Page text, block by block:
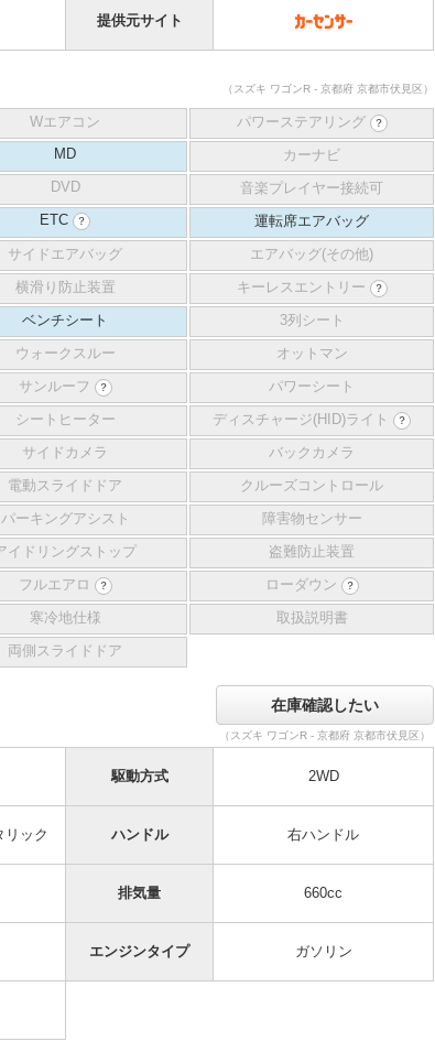
提供元サイト
（スズキ ワゴンR - 京都府 京都市伏見区）
Wエアコン パワーステアリング ？
MD
カーナビ
DVD
音楽プレイヤー接続可
ETC ？
運転席エアバッグ
サイドエアバッグ
エアバッグ(その他)
横滑り防止装置 キーレスエントリー ？
ベンチシート
3列シート
ウォークスルー
オットマン
サンルーフ ？
パワーシート
シートヒーター ディスチャージ(HID)ライト ？
サイドカメラ
バックカメラ
電動スライドドア
クルーズコントロール
パーキングアシスト
障害物センサー
イドリングストップ
盗難防止装置
フルエアロ ？ ローダウン ？
寒冷地仕様
取扱説明書
両側スライドドア
（スズキ ワゴンR - 京都府 京都市伏見区）
駆動方式 2WD
リック ハンドル 右ハンドル
排気量 660cc
エンジンタイプ ガソリン